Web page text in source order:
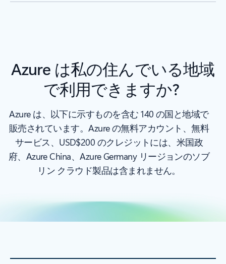
Azure は私の住んでいる地域
で利用できますか?
Azure は、以下に示すものを含む 140 の国と地域で
販売されています。Azure の無料アカウント、無料
サービス、USD$200 のクレジットには、米国政
府、Azure China、Azure Germany リージョンのソブ
リン クラウド製品は含まれません。